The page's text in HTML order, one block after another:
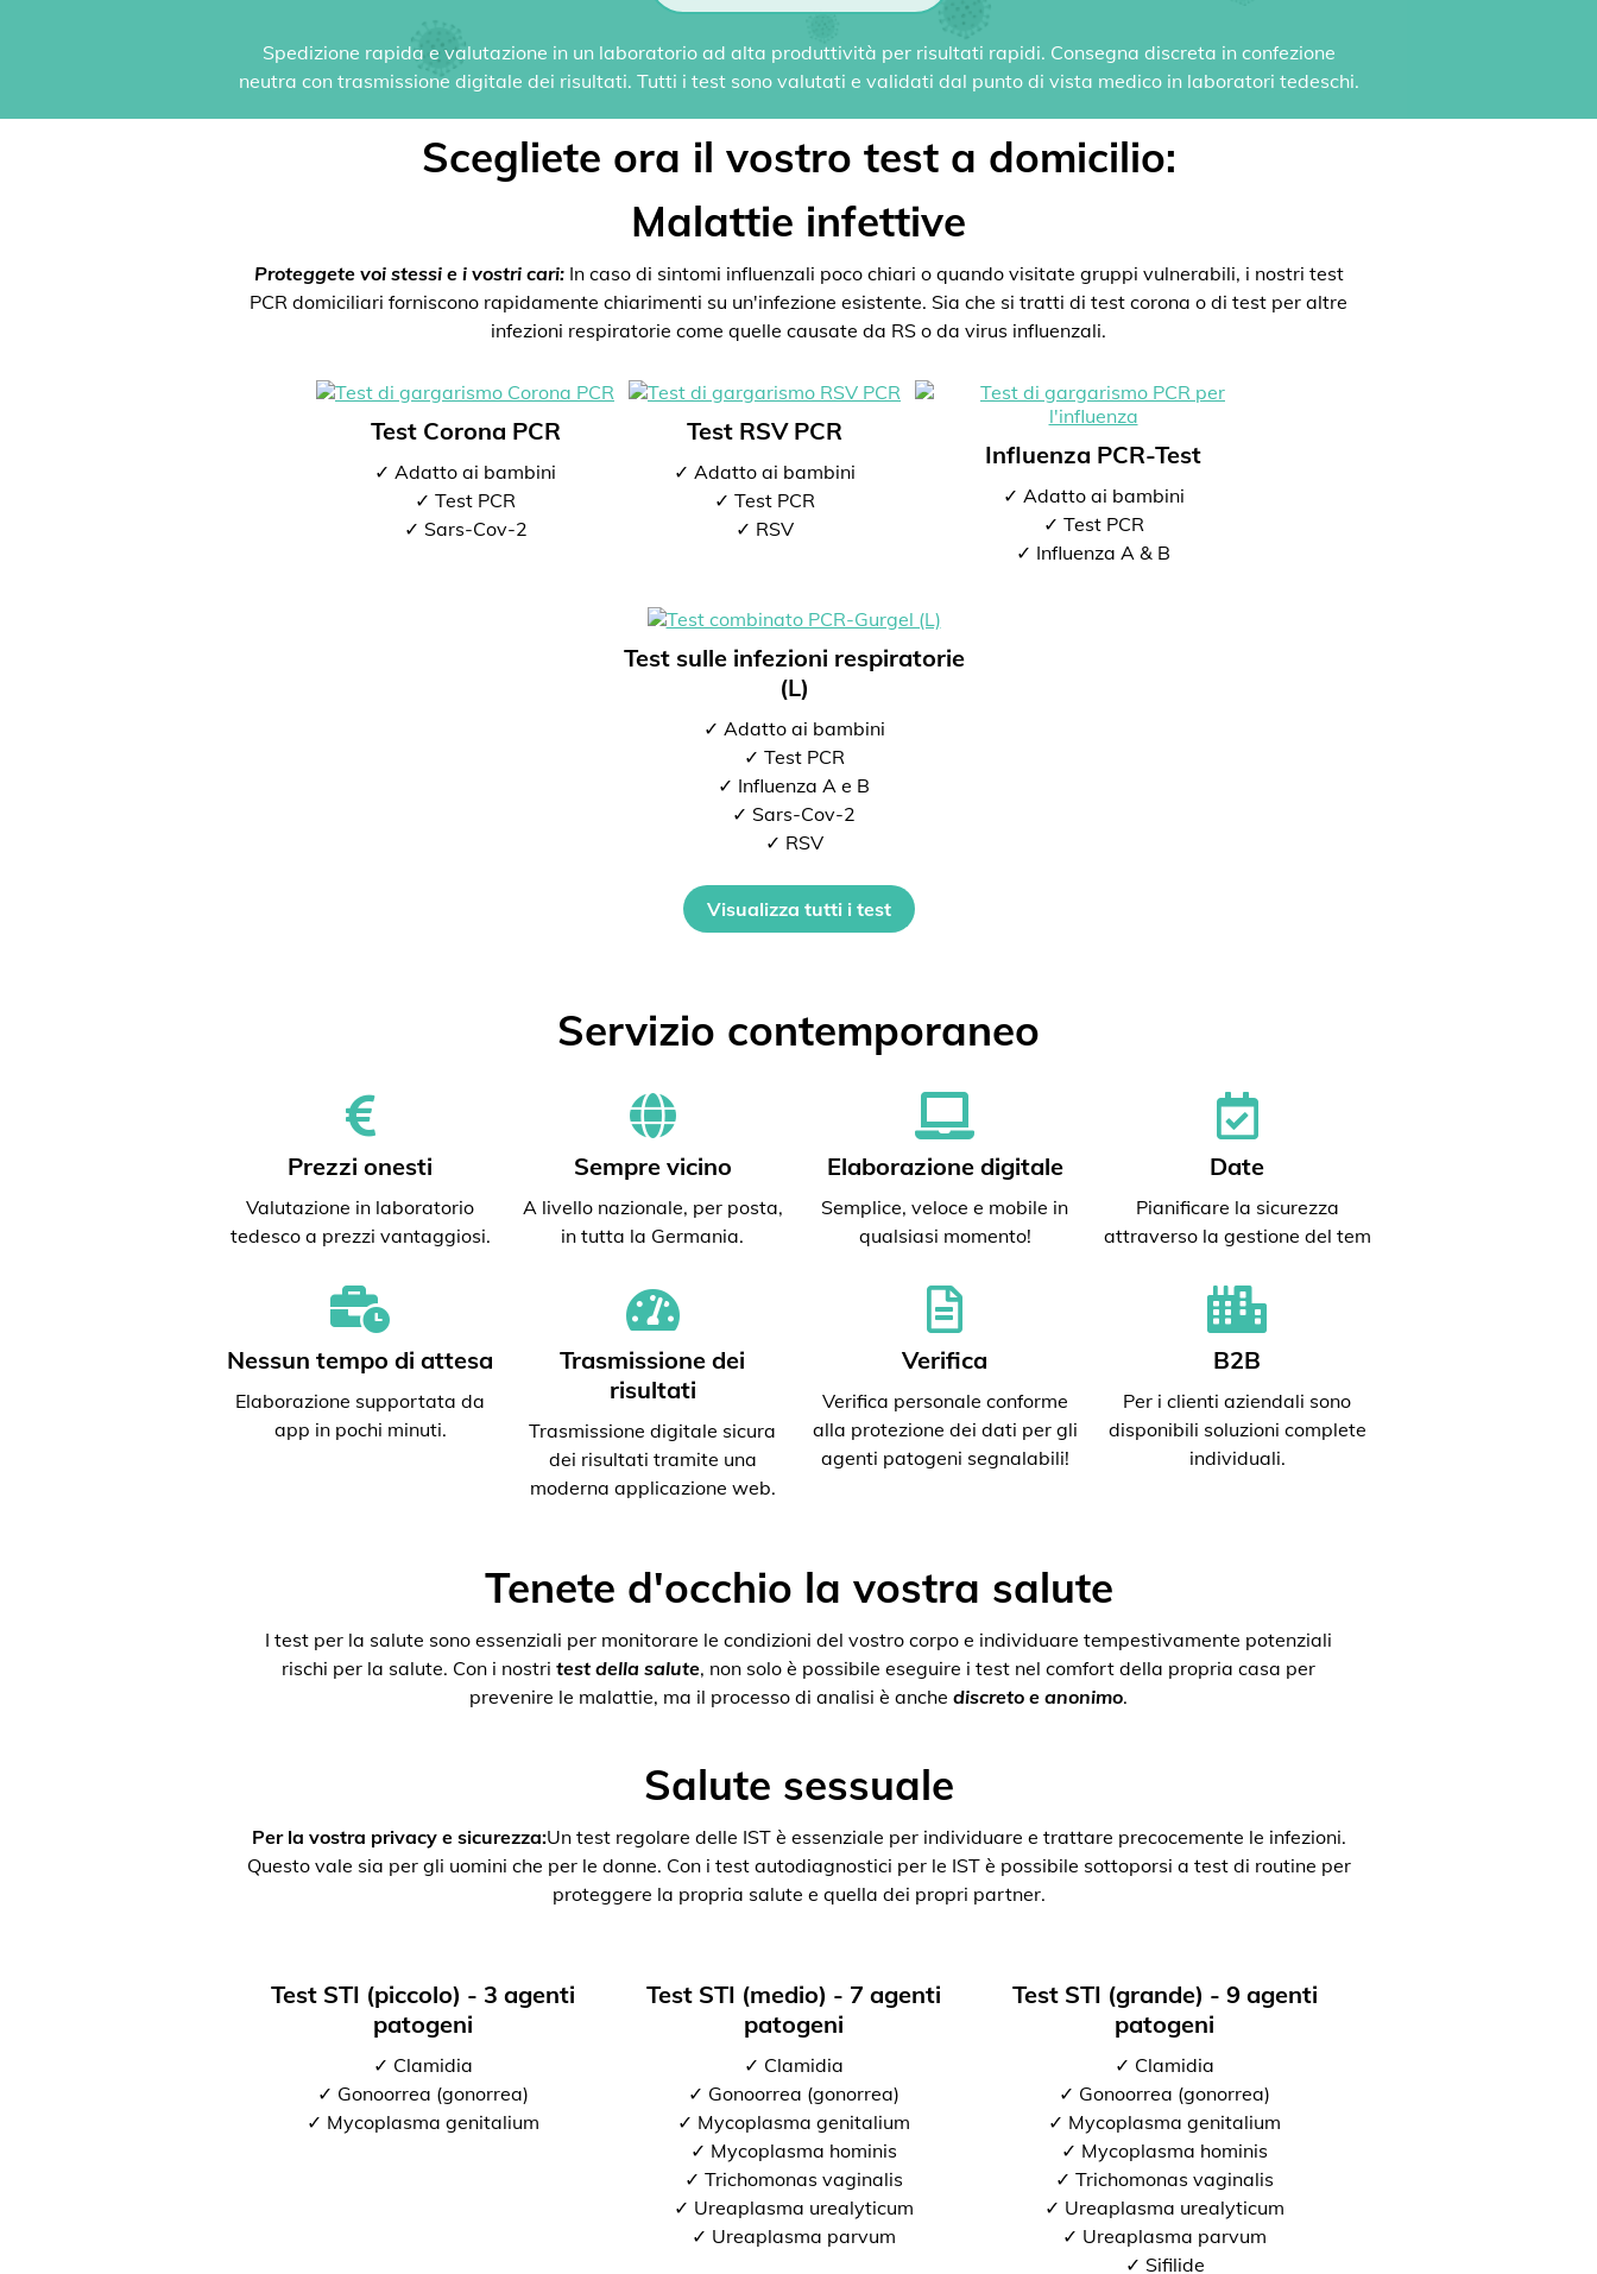
Spedizione rapida e valutazione in un laboratorio ad alta produttività per risultati rapidi. Consegna discreta in confezione
neutra con trasmissione digitale dei risultati. Tutti i test sono valutati e validati dal punto di vista medico in laboratori tedeschi.
Scegliete ora il vostro test a domicilio:
Malattie infettive
Proteggete voi stessi e i vostri cari:In caso di sintomi influenzali poco chiari o quando visitate gruppi vulnerabili, i nostri test
PCR domiciliari forniscono rapidamente chiarimenti su un'infezione esistente. Sia che si tratti di test corona o di test per altre
infezioni respiratorie come quelle causate da RS o da virus influenzali.
Test Corona PCR
✓ Adatto ai bambini
✓ Test PCR
✓ Sars-Cov-2
Test RSV PCR
✓ Adatto ai bambini
✓ Test PCR
✓ RSV
Influenza PCR-Test
✓ Adatto ai bambini
✓ Test PCR
✓ Influenza A & B
Test sulle infezioni respiratorie
(L)
✓ Adatto ai bambini
✓ Test PCR
✓ Influenza A e B
✓ Sars-Cov-2
✓ RSV
Visualizza tutti i test
Servizio contemporaneo
Prezzi onesti
Valutazione in laboratorio
tedesco a prezzi vantaggiosi.
Sempre vicino
A livello nazionale, per posta,
in tutta la Germania.
Elaborazione digitale
Semplice, veloce e mobile in
qualsiasi momento!
Date
Pianificare la sicurezza
attraverso la gestione del tem
Nessun tempo di attesa
Elaborazione supportata da
app in pochi minuti.
Trasmissione dei
risultati
Trasmissione digitale sicura
dei risultati tramite una
moderna applicazione web.
Verifica
Verifica personale conforme
alla protezione dei dati per gli
agenti patogeni segnalabili!
B2B
Per i clienti aziendali sono
disponibili soluzioni complete
individuali.
Tenete d'occhio la vostra salute
I test per la salute sono essenziali per monitorare le condizioni del vostro corpo e individuare tempestivamente potenziali
rischi per la salute. Con i nostri test della salute, non solo è possibile eseguire i test nel comfort della propria casa per
prevenire le malattie, ma il processo di analisi è anche discreto e anonimo.
Salute sessuale
Per la vostra privacy e sicurezza:Un test regolare delle IST è essenziale per individuare e trattare precocemente le infezioni.
Questo vale sia per gli uomini che per le donne. Con i test autodiagnostici per le IST è possibile sottoporsi a test di routine per
proteggere la propria salute e quella dei propri partner.
Test STI (piccolo) - 3 agenti
patogeni
✓ Clamidia
✓ Gonoorrea (gonorrea)
✓ Mycoplasma genitalium
Test STI (medio) - 7 agenti
patogeni
✓ Clamidia
✓ Gonoorrea (gonorrea)
✓ Mycoplasma genitalium
✓ Mycoplasma hominis
✓ Trichomonas vaginalis
✓ Ureaplasma urealyticum
✓ Ureaplasma parvum
Test STI (grande) - 9 agenti
patogeni
✓ Clamidia
✓ Gonoorrea (gonorrea)
✓ Mycoplasma genitalium
✓ Mycoplasma hominis
✓ Trichomonas vaginalis
✓ Ureaplasma urealyticum
✓ Ureaplasma parvum
✓ Sifilide